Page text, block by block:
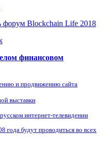
форум Blockchain Life 2018
финансовом
и продвижению сайта
выставки
интернет-телевидении
года будут проводиться во всех